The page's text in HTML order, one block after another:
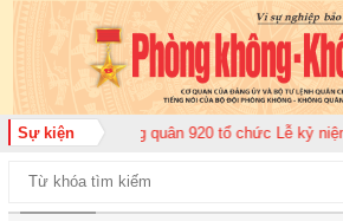
Sự kiện
đoàn Không quân 920 tổ chức Lễ kỷ niệm